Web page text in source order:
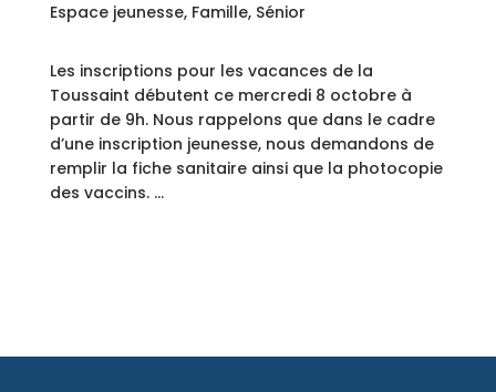
Espace jeunesse, Famille, Sénior
Les inscriptions pour les vacances de la
Toussaint débutent ce mercredi 8 octobre à
partir de 9h. Nous rappelons que dans le cadre
d’une inscription jeunesse, nous demandons de
remplir la fiche sanitaire ainsi que la photocopie
des vaccins. …